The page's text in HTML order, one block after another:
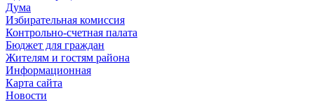
Дума
Избирательная комиссия
Контрольно-счетная палата
Бюджет для граждан
Жителям и гостям района
Информационная
Карта сайта
Новости